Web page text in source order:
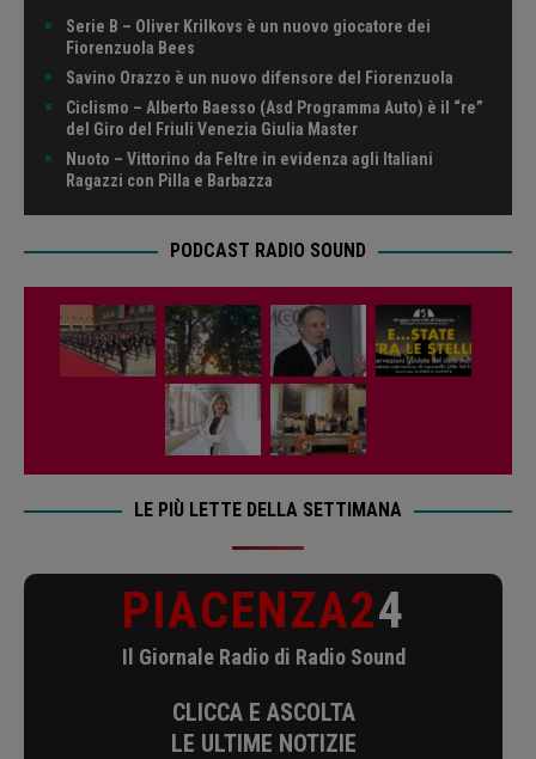
Serie B – Oliver Krilkovs è un nuovo giocatore dei
Fiorenzuola Bees
Savino Orazzo è un nuovo difensore del Fiorenzuola
Ciclismo – Alberto Baesso (Asd Programma Auto) è il “re”
del Giro del Friuli Venezia Giulia Master
Nuoto – Vittorino da Feltre in evidenza agli Italiani
Ragazzi con Pilla e Barbazza
PODCAST RADIO SOUND
LE PIÙ LETTE DELLA SETTIMANA
PIACENZA24
Il Giornale Radio di Radio Sound
CLICCA E ASCOLTA
LE ULTIME NOTIZIE